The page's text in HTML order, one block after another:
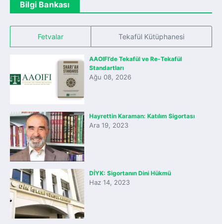
Bilgi Bankası
Fetvalar Tekafül Kütüphanesi
AAOIFI’de Tekafül ve Re-Tekafül
Standartları
Ağu 08, 2026
Hayrettin Karaman: Katılım Sigortası
Ara 19, 2023
DİYK: Sigortanın Dini Hükmü
Haz 14, 2023